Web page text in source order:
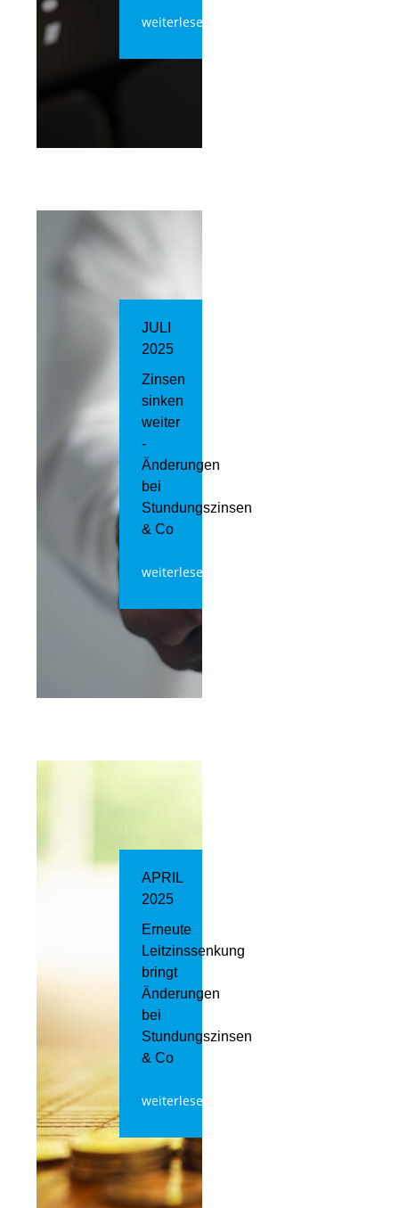
weiterlesen
JULI
2025
Zinsen
sinken
weiter
-
Änderungen
bei
Stundungszinsen
& Co
weiterlesen
APRIL
2025
Erneute
Leitzinssenkung
bringt
Änderungen
bei
Stundungszinsen
& Co
weiterlesen